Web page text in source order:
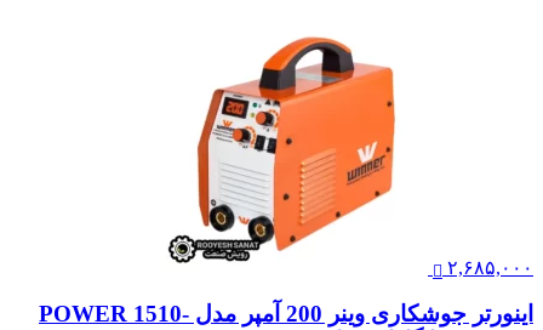
۲,۶۸۵,۰۰۰
اینورتر جوشکاری وینر 200 آمپر مدل POWER 1510-